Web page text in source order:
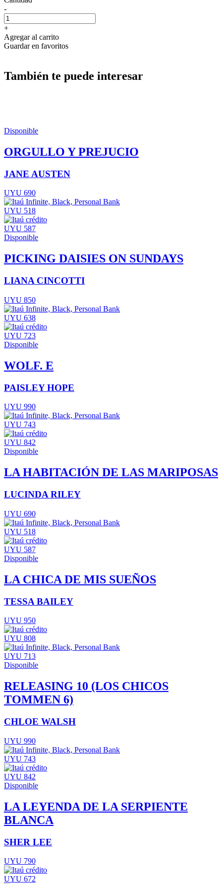
-
+
Agregar al carrito
Guardar en favoritos
También te puede interesar
Disponible
ORGULLO Y PREJUCIO
JANE AUSTEN
UYU 690
UYU 518
UYU 587
Disponible
PICKING DAISIES ON SUNDAYS
LIANA CINCOTTI
UYU 850
UYU 638
UYU 723
Disponible
WOLF. E
PAISLEY HOPE
UYU 990
UYU 743
UYU 842
Disponible
LA HABITACIÓN DE LAS MARIPOSAS
LUCINDA RILEY
UYU 690
UYU 518
UYU 587
Disponible
LA CHICA DE MIS SUEÑOS
TESSA BAILEY
UYU 950
UYU 808
UYU 713
Disponible
RELEASING 10 (LOS CHICOS
TOMMEN 6)
CHLOE WALSH
UYU 990
UYU 743
UYU 842
Disponible
LA LEYENDA DE LA SERPIENTE
BLANCA
SHER LEE
UYU 790
UYU 672